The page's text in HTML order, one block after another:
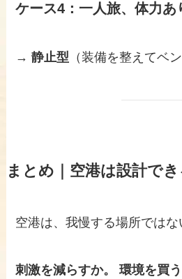
ケース4：一人旅、体力あ
→静止型 （装備を整えてベン
まとめ｜空港は設計でき
空港は、我慢する場所ではな
刺激を減らすか。 環境を買う